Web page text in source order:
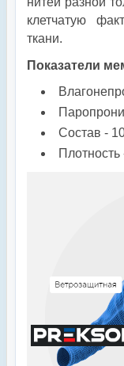
клетчатую
ткани.
Показатели
Состав -
Плотность